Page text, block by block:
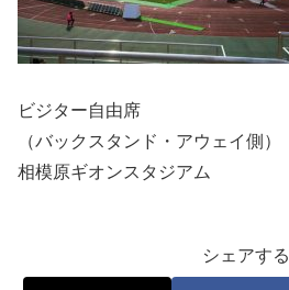
ビジター自由席
（バックスタンド・アウェイ側）
相模原ギオンスタジアム
シェアする